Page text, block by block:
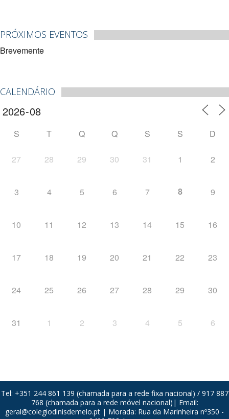
PRÓXIMOS EVENTOS
Brevemente
CALENDÁRIO
S T Q Q S S D
27 28 29 30 31 1 2
3 4 5 6 7 8 9
10 11 12 13 14 15 16
17 18 19 20 21 22 23
24 25 26 27 28 29 30
31 1 2 3 4 5 6
Tel: +351 244 861 139 (chamada para a rede fixa nacional) / 917 887
768 (chamada para a rede móvel nacional)| Email:
geral@colegiodinisdemelo.pt | Morada: Rua da Marinheira nº350 -